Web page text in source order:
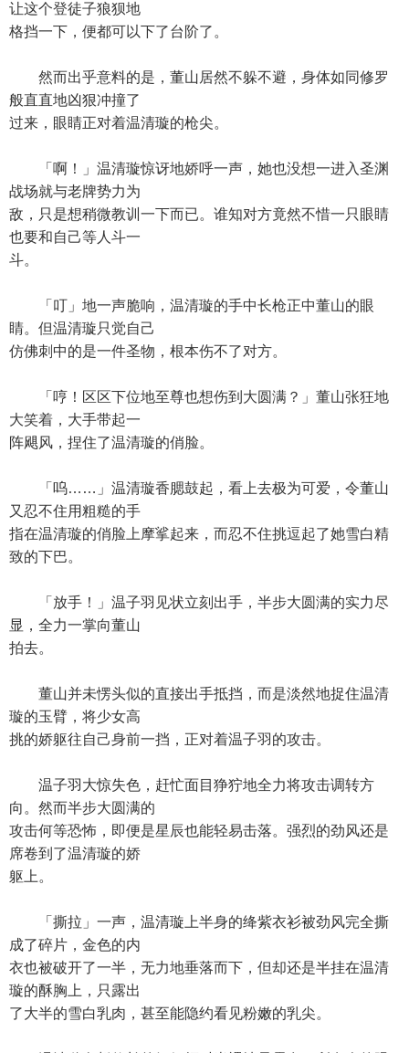
让这个登徒子狼狈地
格挡一下，便都可以下了台阶了。
然而出乎意料的是，董山居然不躲不避，身体如同修罗
般直直地凶狠冲撞了
过来，眼睛正对着温清璇的枪尖。
「啊！」温清璇惊讶地娇呼一声，她也没想一进入圣渊
战场就与老牌势力为
敌，只是想稍微教训一下而已。谁知对方竟然不惜一只眼睛
也要和自己等人斗一
斗。
「叮」地一声脆响，温清璇的手中长枪正中董山的眼
睛。但温清璇只觉自己
仿佛刺中的是一件圣物，根本伤不了对方。
「哼！区区下位地至尊也想伤到大圆满？」董山张狂地
大笑着，大手带起一
阵飓风，捏住了温清璇的俏脸。
「呜……」温清璇香腮鼓起，看上去极为可爱，令董山
又忍不住用粗糙的手
指在温清璇的俏脸上摩挲起来，而忍不住挑逗起了她雪白精
致的下巴。
「放手！」温子羽见状立刻出手，半步大圆满的实力尽
显，全力一掌向董山
拍去。
董山并未愣头似的直接出手抵挡，而是淡然地捉住温清
璇的玉臂，将少女高
挑的娇躯往自己身前一挡，正对着温子羽的攻击。
温子羽大惊失色，赶忙面目狰狞地全力将攻击调转方
向。然而半步大圆满的
攻击何等恐怖，即便是星辰也能轻易击落。强烈的劲风还是
席卷到了温清璇的娇
躯上。
「撕拉」一声，温清璇上半身的绛紫衣衫被劲风完全撕
成了碎片，金色的内
衣也被破开了一半，无力地垂落而下，但却还是半挂在温清
璇的酥胸上，只露出
了大半的雪白乳肉，甚至能隐约看见粉嫩的乳尖。